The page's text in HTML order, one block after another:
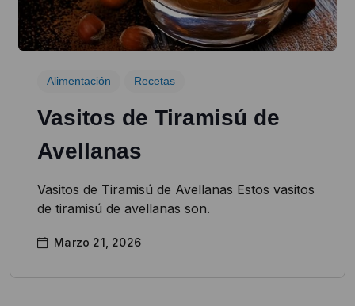
Alimentación Recetas
Vasitos de Tiramisú de
Avellanas​
Vasitos de Tiramisú de Avellanas Estos vasitos
de tiramisú de avellanas son.
Marzo 21, 2026